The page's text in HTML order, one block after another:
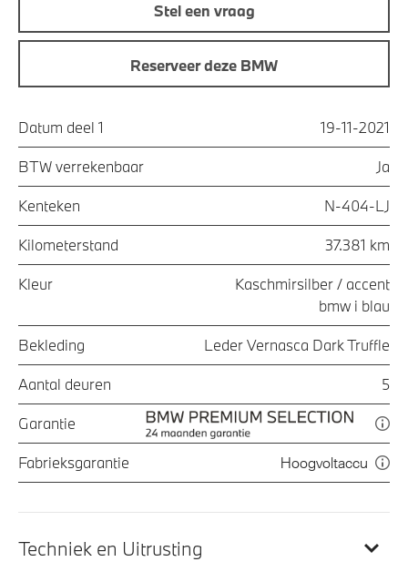
Stel een vraag
Reserveer deze BMW
Datum deel 1 19-11-2021
BTW verrekenbaar Ja
Kenteken N-404-LJ
Kilometerstand 37.381 km
Kleur
Kaschmirsilber / accent
bmw i blau
Bekleding Leder Vernasca Dark Truffle
Aantal deuren 5
Garantie
Fabrieksgarantie Hoogvoltaccu
Techniek en Uitrusting